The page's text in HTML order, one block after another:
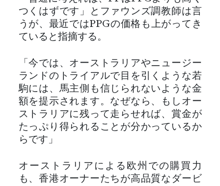
つくはずです」とファウンズ調教師は言
うが、最近ではPPGの価格も上がってき
ていると指摘する。
「今では、オーストラリアやニュージー
ランドのトライアルで目を引くような若
駒には、馬主側も信じられないような金
額を提示されます。なぜなら、もしオー
ストラリアに残って走らせれば、賞金が
たっぷり得られることが分かっているか
らです」
オーストラリアによる欧州での購買力
も、香港オーナーたちが高品質なダービ